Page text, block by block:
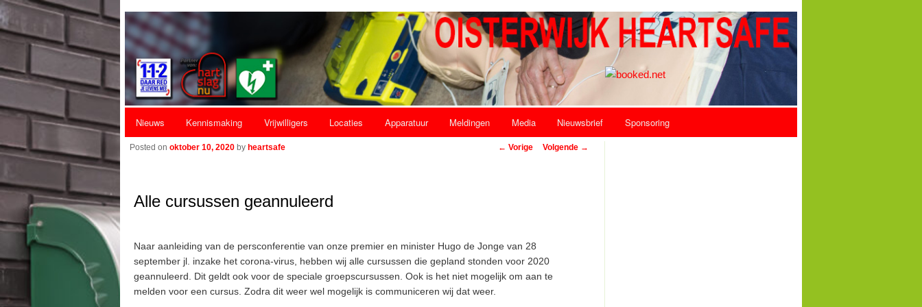
Spring naar de primaire inhoud
Spring naar de secundaire inhoud
Nieuws Kennismaking Vrijwilligers Locaties Apparatuur Meldingen Media Nieuwsbrief Sponsoring
Bericht navigatie
← Vorige Volgende →
Alle cursussen geannuleerd
Posted on oktober 10, 2020 by heartsafe
Naar aanleiding van de persconferentie van onze premier en minister Hugo de Jonge van 28
september jl. inzake het corona-virus, hebben wij alle cursussen die gepland stonden voor 2020
geannuleerd. Dit geldt ook voor de speciale groepscursussen. Ook is het niet mogelijk om aan te
melden voor een cursus. Zodra dit weer wel mogelijk is communiceren wij dat weer.